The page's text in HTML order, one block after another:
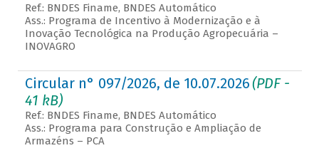
Ref.: BNDES Finame, BNDES Automático
Ass.: Programa de Incentivo à Modernização e à
Inovação Tecnológica na Produção Agropecuária –
INOVAGRO
Circular n° 097/2026, de 10.07.2026(PDF -
41 kB)
Ref.: BNDES Finame, BNDES Automático
Ass.: Programa para Construção e Ampliação de
Armazéns – PCA